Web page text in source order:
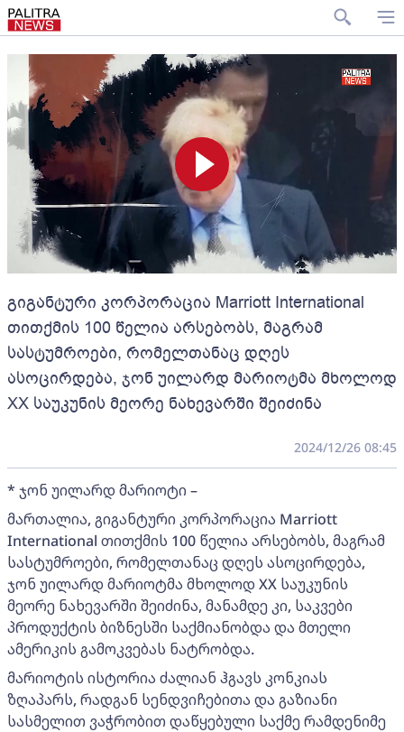
გიგანტური კორპორაცია Marriott International
თითქმის 100 წელია არსებობს, მაგრამ
სასტუმროები, რომელთანაც დღეს
ასოცირდება, ჯონ უილარდ მარიოტმა მხოლოდ
XX საუკუნის მეორე ნახევარში შეიძინა
2024/12/26 08:45
* ჯონ უილარდ მარიოტი –
მართალია, გიგანტური კორპორაცია Marriott
International თითქმის 100 წელია არსებობს, მაგრამ
სასტუმროები, რომელთანაც დღეს ასოცირდება,
ჯონ უილარდ მარიოტმა მხოლოდ XX საუკუნის
მეორე ნახევარში შეიძინა, მანამდე კი, საკვები
პროდუქტის ბიზნესში საქმიანობდა და მთელი
ამერიკის გამოკვებას ნატრობდა.
მარიოტის ისტორია ძალიან ჰგავს კონკიას
ზღაპარს, რადგან სენდვიჩებითა და გაზიანი
სასმელით ვაჭრობით დაწყებული საქმე რამდენიმე